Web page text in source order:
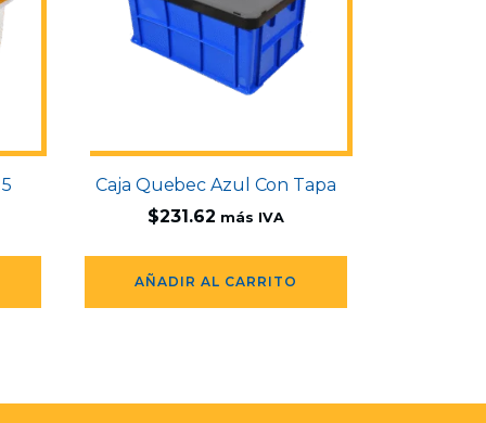
Caja Quebec Azul Con Tapa
$231.62 más IVA
AÑADIR AL CARRITO